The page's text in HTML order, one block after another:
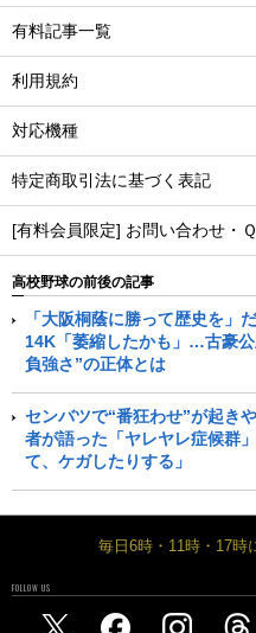
有料記事一覧
利用規約
対応機種
特定商取引法に基づく表記
[有料会員限定] お問い合わせ・
高校野球の前後の記事
「大阪桐蔭に勝って歴史を」
14K「萎縮したかも」…古豪
負強さ”の正体とは
センバツで“番狂わせ”が起き
者が語った「ヤレヤレ症候群
て、ケガしたりする」
毎日6時・11時・17時
FOLLOW US